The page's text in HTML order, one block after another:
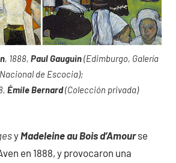
, 1888, Paul Gauguin(Edimburgo, Galería
Nacional de Escocia);
Émile Bernard(Colección privada)
yMadeleine au Bois d’Amourse
en 1888, y provocaron una